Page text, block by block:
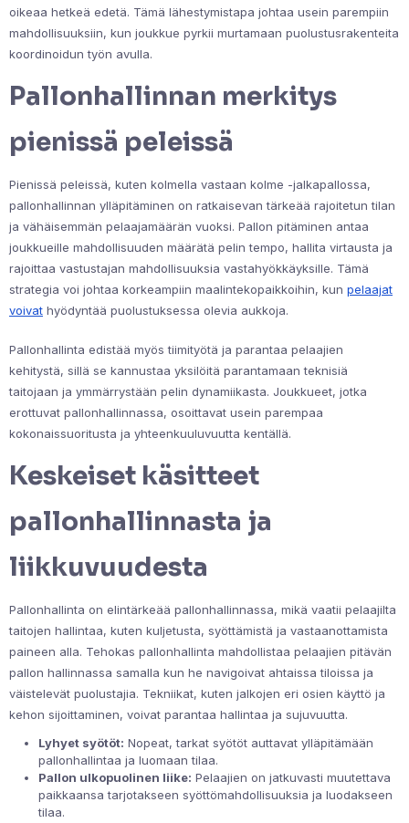
oikeaa hetkeä edetä. Tämä lähestymistapa johtaa usein parempiin
mahdollisuuksiin, kun joukkue pyrkii murtamaan puolustusrakenteita
koordinoidun työn avulla.
Pallonhallinnan merkitys
pienissä peleissä
Pienissä peleissä, kuten kolmella vastaan kolme -jalkapallossa,
pallonhallinnan ylläpitäminen on ratkaisevan tärkeää rajoitetun tilan
ja vähäisemmän pelaajamäärän vuoksi. Pallon pitäminen antaa
joukkueille mahdollisuuden määrätä pelin tempo, hallita virtausta ja
rajoittaa vastustajan mahdollisuuksia vastahyökkäyksille. Tämä
strategia voi johtaa korkeampiin maalintekopaikkoihin, kun pelaajat
voivat hyödyntää puolustuksessa olevia aukkoja.
Pallonhallinta edistää myös tiimityötä ja parantaa pelaajien
kehitystä, sillä se kannustaa yksilöitä parantamaan teknisiä
taitojaan ja ymmärrystään pelin dynamiikasta. Joukkueet, jotka
erottuvat pallonhallinnassa, osoittavat usein parempaa
kokonaissuoritusta ja yhteenkuuluvuutta kentällä.
Keskeiset käsitteet
pallonhallinnasta ja
liikkuvuudesta
Pallonhallinta on elintärkeää pallonhallinnassa, mikä vaatii pelaajilta
taitojen hallintaa, kuten kuljetusta, syöttämistä ja vastaanottamista
paineen alla. Tehokas pallonhallinta mahdollistaa pelaajien pitävän
pallon hallinnassa samalla kun he navigoivat ahtaissa tiloissa ja
väistelevät puolustajia. Tekniikat, kuten jalkojen eri osien käyttö ja
kehon sijoittaminen, voivat parantaa hallintaa ja sujuvuutta.
Lyhyet syötöt: Nopeat, tarkat syötöt auttavat ylläpitämään
pallonhallintaa ja luomaan tilaa.
Pallon ulkopuolinen liike: Pelaajien on jatkuvasti muutettava
paikkaansa tarjotakseen syöttömahdollisuuksia ja luodakseen
tilaa.